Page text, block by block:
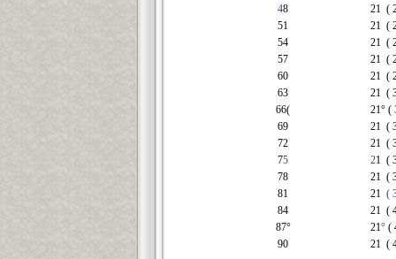
48
21 ( 2
51
21 (
54
21 ( 2
57
21 ( 2
60
21 ( 2
63
21 (
66(
21° (
69
21 ( 3
72
21 (
75 21 (
78
21 ( 3
81
21 (
84
21 (
87°
21° (
90
21 ( 4